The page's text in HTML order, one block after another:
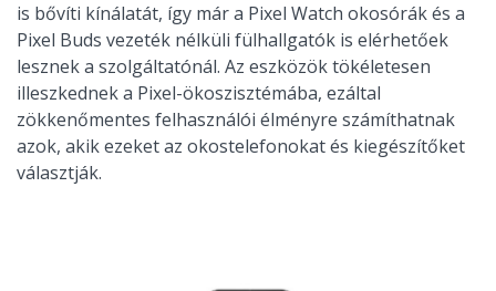
is bővíti kínálatát, így már a Pixel Watch okosórák és a
Pixel Buds vezeték nélküli fülhallgatók is elérhetőek
lesznek a szolgáltatónál. Az eszközök tökéletesen
illeszkednek a Pixel-ökoszisztémába, ezáltal
zökkenőmentes felhasználói élményre számíthatnak
azok, akik ezeket az okostelefonokat és kiegészítőket
választják.